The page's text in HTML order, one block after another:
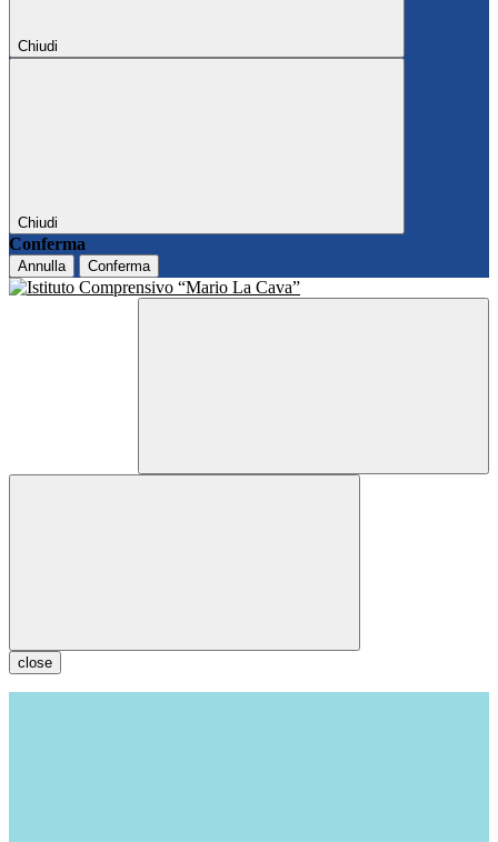
Chiudi
Chiudi
Conferma
Annulla Conferma
close